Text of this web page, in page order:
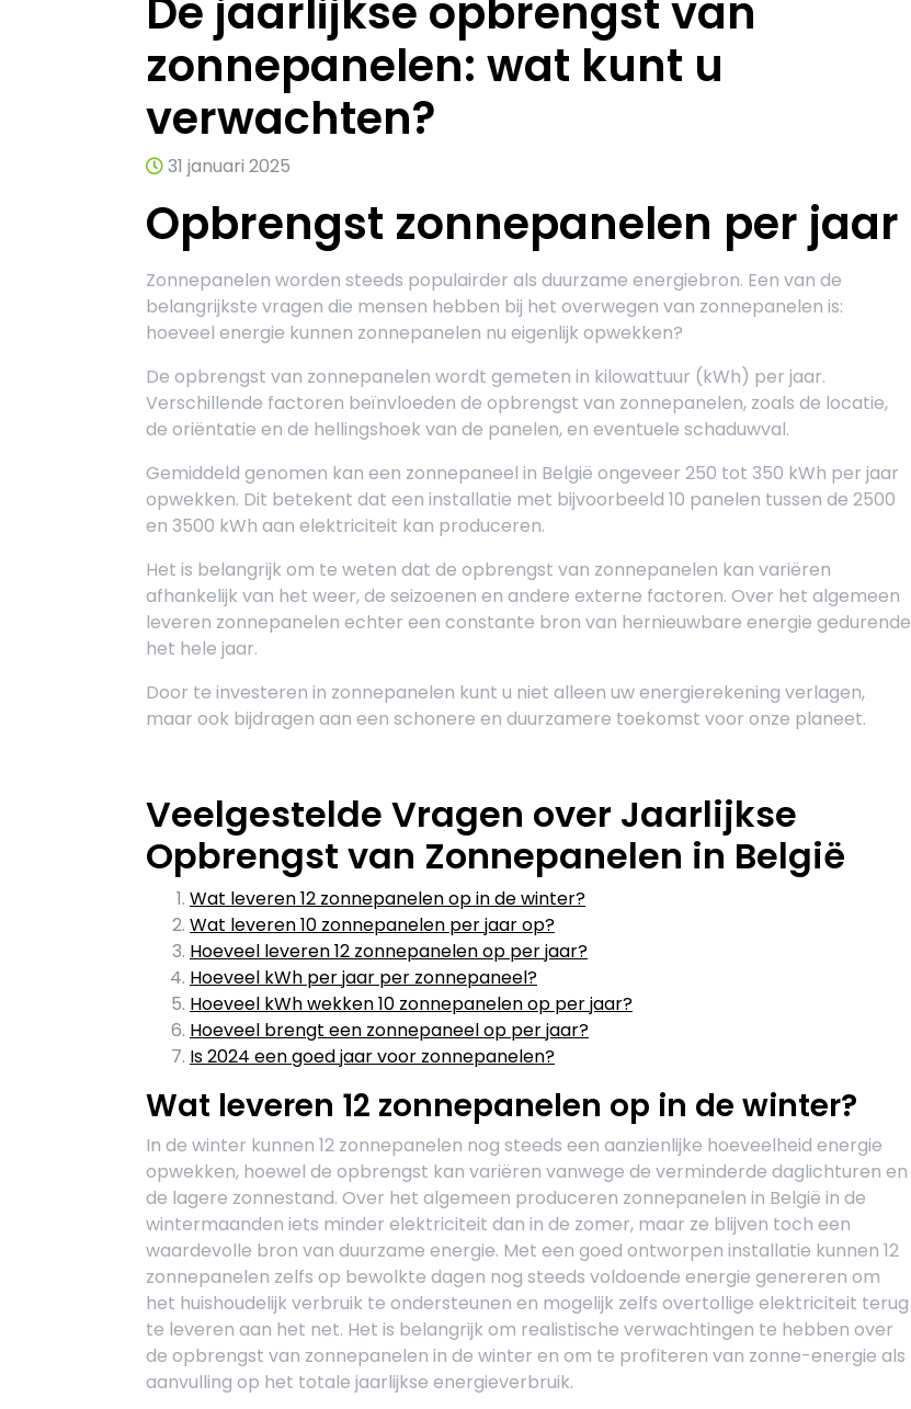
De jaarlijkse opbrengst van
zonnepanelen: wat kunt u
verwachten?
31 januari 2025
Opbrengst zonnepanelen per jaar
Zonnepanelen worden steeds populairder als duurzame energiebron. Een van de
belangrijkste vragen die mensen hebben bij het overwegen van zonnepanelen is:
hoeveel energie kunnen zonnepanelen nu eigenlijk opwekken?
De opbrengst van zonnepanelen wordt gemeten in kilowattuur (kWh) per jaar.
Verschillende factoren beïnvloeden de opbrengst van zonnepanelen, zoals de locatie,
de oriëntatie en de hellingshoek van de panelen, en eventuele schaduwval.
Gemiddeld genomen kan een zonnepaneel in België ongeveer 250 tot 350 kWh per jaar
opwekken. Dit betekent dat een installatie met bijvoorbeeld 10 panelen tussen de 2500
en 3500 kWh aan elektriciteit kan produceren.
Het is belangrijk om te weten dat de opbrengst van zonnepanelen kan variëren
afhankelijk van het weer, de seizoenen en andere externe factoren. Over het algemeen
leveren zonnepanelen echter een constante bron van hernieuwbare energie gedurende
het hele jaar.
Door te investeren in zonnepanelen kunt u niet alleen uw energierekening verlagen,
maar ook bijdragen aan een schonere en duurzamere toekomst voor onze planeet.
Veelgestelde Vragen over Jaarlijkse
Opbrengst van Zonnepanelen in België
Wat leveren 12 zonnepanelen op in de winter?
Wat leveren 10 zonnepanelen per jaar op?
Hoeveel leveren 12 zonnepanelen op per jaar?
Hoeveel kWh per jaar per zonnepaneel?
Hoeveel kWh wekken 10 zonnepanelen op per jaar?
Hoeveel brengt een zonnepaneel op per jaar?
Is 2024 een goed jaar voor zonnepanelen?
Wat leveren 12 zonnepanelen op in de winter?
In de winter kunnen 12 zonnepanelen nog steeds een aanzienlijke hoeveelheid energie
opwekken, hoewel de opbrengst kan variëren vanwege de verminderde daglichturen en
de lagere zonnestand. Over het algemeen produceren zonnepanelen in België in de
wintermaanden iets minder elektriciteit dan in de zomer, maar ze blijven toch een
waardevolle bron van duurzame energie. Met een goed ontworpen installatie kunnen 12
zonnepanelen zelfs op bewolkte dagen nog steeds voldoende energie genereren om
het huishoudelijk verbruik te ondersteunen en mogelijk zelfs overtollige elektriciteit terug
te leveren aan het net. Het is belangrijk om realistische verwachtingen te hebben over
de opbrengst van zonnepanelen in de winter en om te profiteren van zonne-energie als
aanvulling op het totale jaarlijkse energieverbruik.